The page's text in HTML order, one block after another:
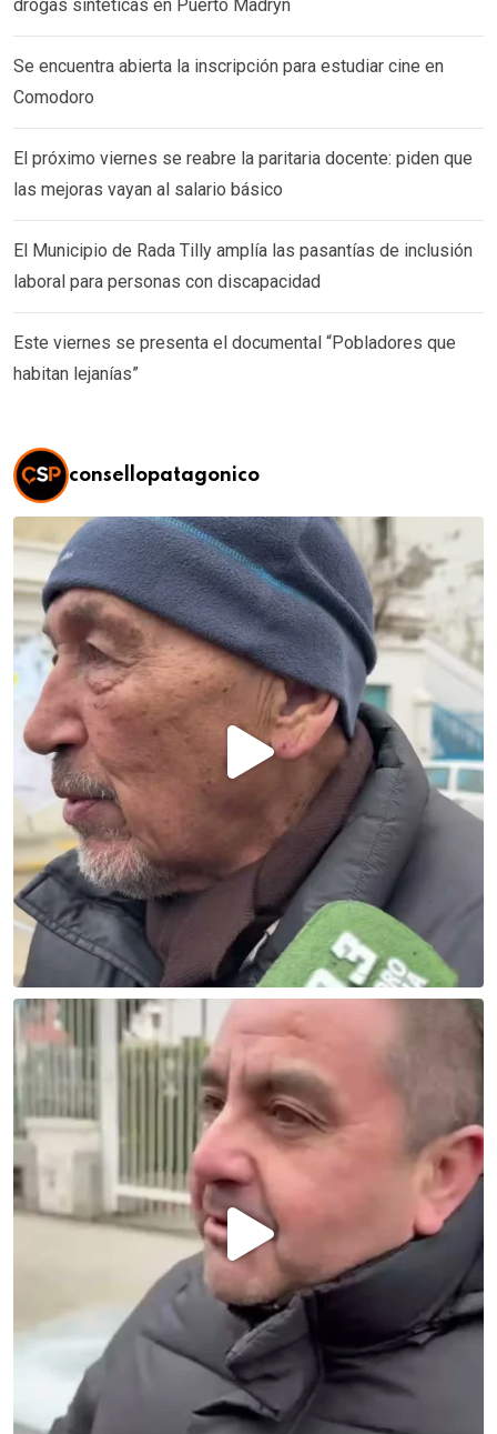
drogas sintéticas en Puerto Madryn
Se encuentra abierta la inscripción para estudiar cine en
Comodoro
El próximo viernes se reabre la paritaria docente: piden que
las mejoras vayan al salario básico
El Municipio de Rada Tilly amplía las pasantías de inclusión
laboral para personas con discapacidad
Este viernes se presenta el documental “Pobladores que
habitan lejanías”
consellopatagonico